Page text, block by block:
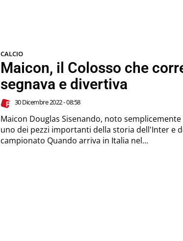
CALCIO
Maicon, il Colosso che
segnava e divertiva
30 Dicembre 2022 - 08:58
Maicon Douglas Sisenando, noto
uno dei pezzi importanti della storia dell'Inter e
campionato Quando arriva in Italia nel...